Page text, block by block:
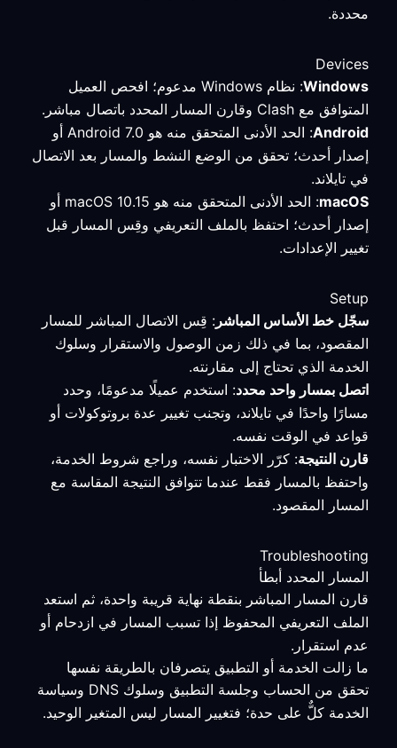
محددة.
Devices
Windows
: نظام Windows مدعوم؛ افحص العميل
المتوافق مع Clash وقارن المسار المحدد باتصال مباشر.
Android
: الحد الأدنى المتحقق منه هو Android 7.0 أو
إصدار أحدث؛ تحقق من الوضع النشط والمسار بعد الاتصال
في تايلاند.
macOS
: الحد الأدنى المتحقق منه هو macOS 10.15 أو
إصدار أحدث؛ احتفظ بالملف التعريفي وقِس المسار قبل
تغيير الإعدادات.
Setup
سجّل خط الأساس المباشر : قِس الاتصال المباشر للمسار
المقصود، بما في ذلك زمن الوصول والاستقرار وسلوك
الخدمة الذي تحتاج إلى مقارنته.
اتصل بمسار واحد محدد: استخدم عميلًا مدعومًا، وحدد
مسارًا واحدًا في تايلاند، وتجنب تغيير عدة بروتوكولات أو
قواعد في الوقت نفسه.
قارن النتيجة: كرّر الاختبار نفسه، وراجع شروط الخدمة،
واحتفظ بالمسار فقط عندما تتوافق النتيجة المقاسة مع
المسار المقصود.
Troubleshooting
المسار المحدد أبطأ
قارن المسار المباشر بنقطة نهاية قريبة واحدة، ثم استعد
الملف التعريفي المحفوظ إذا تسبب المسار في ازدحام أو
عدم استقرار.
ما زالت الخدمة أو التطبيق يتصرفان بالطريقة نفسها
تحقق من الحساب وجلسة التطبيق وسلوك DNS وسياسة
الخدمة كلٌّ على حدة؛ فتغيير المسار ليس المتغير الوحيد.